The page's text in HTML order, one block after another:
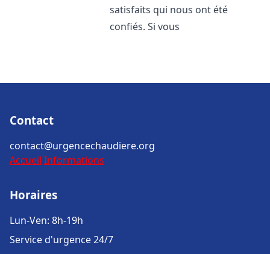
satisfaits qui nous ont été
confiés. Si vous
Contact
contact@urgencechaudiere.org
Accueil Informations
Horaires
Lun-Ven: 8h-19h
Service d'urgence 24/7